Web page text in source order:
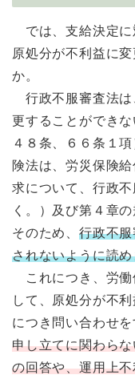
では、支給決定
原処分が不利益に
か。
行政不服審査法
更することができ
４８条、６６条１
険法は、労災保険
求について、行政
く。）及び第４章
そのため、 行政不
されないように読
これにつき、労
して、原処分が不
につき問い合わせ
申し立てに関わら
の回答や、運用上